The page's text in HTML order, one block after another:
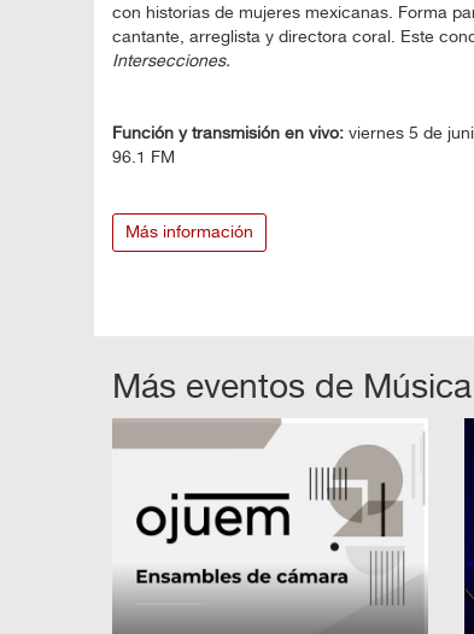
con historias de mujeres mexicanas. Forma
cantante, arreglista y directora coral. Este
Intersecciones.
Función y transmisión en vivo: viernes 5 de
96.1 FM
Más información
Más eventos de Música